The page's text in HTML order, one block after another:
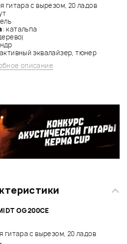
гитара с вырезом, 20 ладов
: катальпа
эквалайзер, тюнер
описание
OG200CE
гитара с вырезом, 20 ладов